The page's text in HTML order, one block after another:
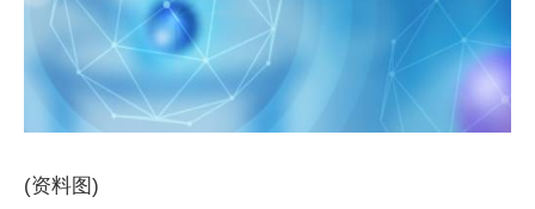
(资料图)